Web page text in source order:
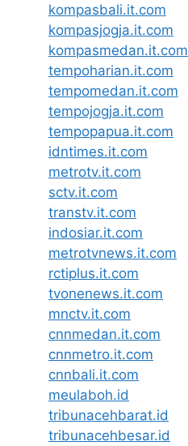
kompasbali.it.com
kompasjogja.it.com
kompasmedan.it.com
tempoharian.it.com
tempomedan.it.com
tempojogja.it.com
tempopapua.it.com
idntimes.it.com
metrotv.it.com
sctv.it.com
transtv.it.com
indosiar.it.com
metrotvnews.it.com
rctiplus.it.com
tvonenews.it.com
mnctv.it.com
cnnmedan.it.com
cnnmetro.it.com
cnnbali.it.com
meulaboh.id
tribunacehbarat.id
tribunacehbesar.id